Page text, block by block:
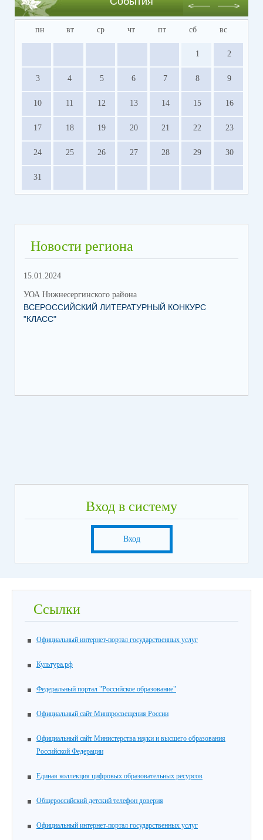
пн вт ср чт пт сб вс
1 2
3 4 5 6 7 8 9
10 11 12 13 14 15 16
17 18 19 20 21 22 23
24 25 26 27 28 29 30
31
Новости региона
15.01.2024
УОА Нижнесергинского района
ВСЕРОССИЙСКИЙ ЛИТЕРАТУРНЫЙ КОНКУРС
"КЛАСС"
Вход в систему
Вход
Ссылки
Официальный интернет-портал государственных услуг
Культура.рф
Федеральный портал "Российское образование"
Официальный сайт Минпросвещения России
Официальный сайт Министерства науки и высшего образования
Российской Федерации
Единая коллекция цифровых образовательных ресурсов
Общероссийский детский телефон доверия
Официальный интернет-портал государственных услуг